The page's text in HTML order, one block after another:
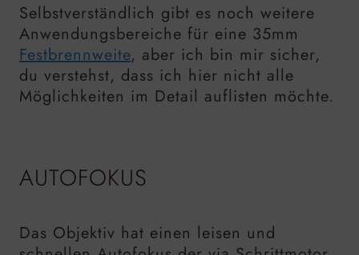
Selbstverständlich gibt es noch weitere
Anwendungsbereiche für eine 35mm
Festbrennweite, aber ich bin mir sicher,
du verstehst, dass ich hier nicht alle
Möglichkeiten im Detail auflisten möchte.
AUTOFOKUS
Das Objektiv hat einen leisen und